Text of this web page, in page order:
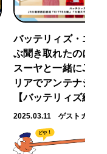
バッテリィズ・エー
ぶ聞き取れたのに～
スーヤと一緒にJR
リアでアンテナショ
【バッテリィズ編】
2025.03.11 ゲストガイド
どや！